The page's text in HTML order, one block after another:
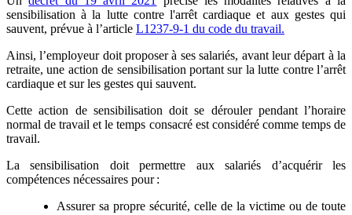
sensibilisation à la lutte contre l'arrêt cardiaque et aux gestes qui
sauvent, prévue à l’article L1237-9-1 du code du travail.
Ainsi, l’employeur doit proposer à ses salariés, avant leur départ à la
retraite, une action de sensibilisation portant sur la lutte contre l’arrêt
cardiaque et sur les gestes qui sauvent.
Cette action de sensibilisation doit se dérouler pendant l’horaire
normal de travail et le temps consacré est considéré comme temps de
travail.
La sensibilisation doit permettre aux salariés d’acquérir les
compétences nécessaires pour :
Assurer sa propre sécurité, celle de la victime ou de toute